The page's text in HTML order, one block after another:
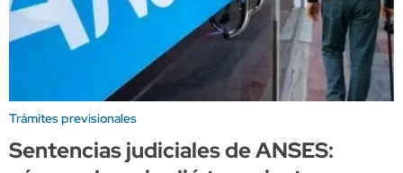
Trámites previsionales
Sentencias judiciales de ANSES: